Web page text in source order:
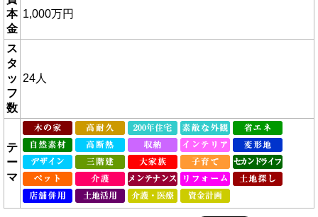
本
金
1,000万円
ス
タ
ッ
フ
数
24人
テ
ー
マ